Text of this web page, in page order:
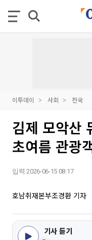
이투데이 사회 전국
김제 모악산
초여름 관광
입력 2026-06-15 08:17
호남취재본부조경환 기자
기사 듣기